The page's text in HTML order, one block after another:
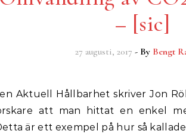
– [sic]
27 augusti, 2017 - By Bengt
att man hittat en enkel
är ett exempel på hur så